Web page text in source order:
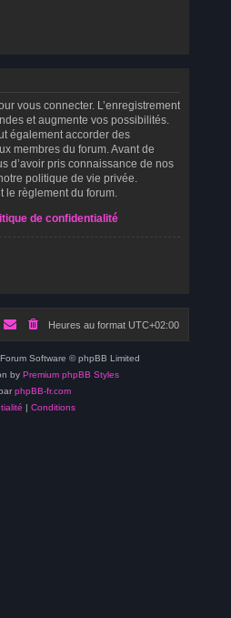
vous connecter. L’enregistrement
et augmente vos possibilités.
également accorder des
membres du forum. Avant de
d’avoir pris connaissance de nos
politique de vie privée.
le règlement du forum.
de confidentialité
Heures au format UTC+02:00
Software © phpBB Limited
by Premium phpBB Styles
phpBB-fr.com
| Conditions